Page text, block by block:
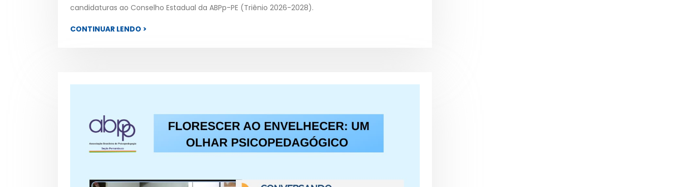
candidaturas ao Conselho Estadual da ABPp-PE (Triênio 2026-2028).
CONTINUAR LENDO >